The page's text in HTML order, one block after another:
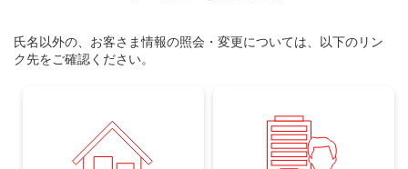
氏名以外の、お客さま情報の照会・変更については、以下のリン
ク先をご確認ください。